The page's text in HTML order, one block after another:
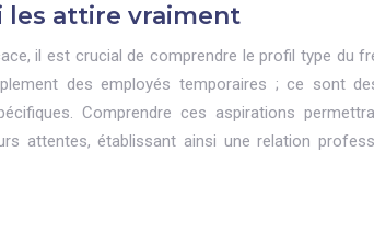
les attire vraiment
il est crucial de comprendre le profil type du
des employés temporaires ; ce sont
Comprendre ces aspirations
attentes, établissant ainsi une relation